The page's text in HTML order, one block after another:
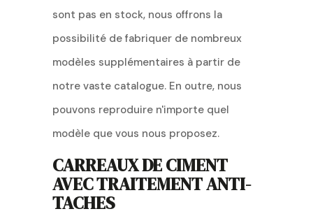
sont pas en stock, nous offrons la
possibilité de fabriquer de nombreux
modèles supplémentaires à partir de
notre vaste catalogue. En outre, nous
pouvons reproduire n'importe quel
modèle que vous nous proposez.
CARREAUX DE CIMENT
AVEC TRAITEMENT ANTI-
TACHES